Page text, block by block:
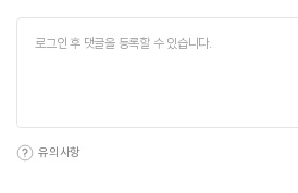
유의사항